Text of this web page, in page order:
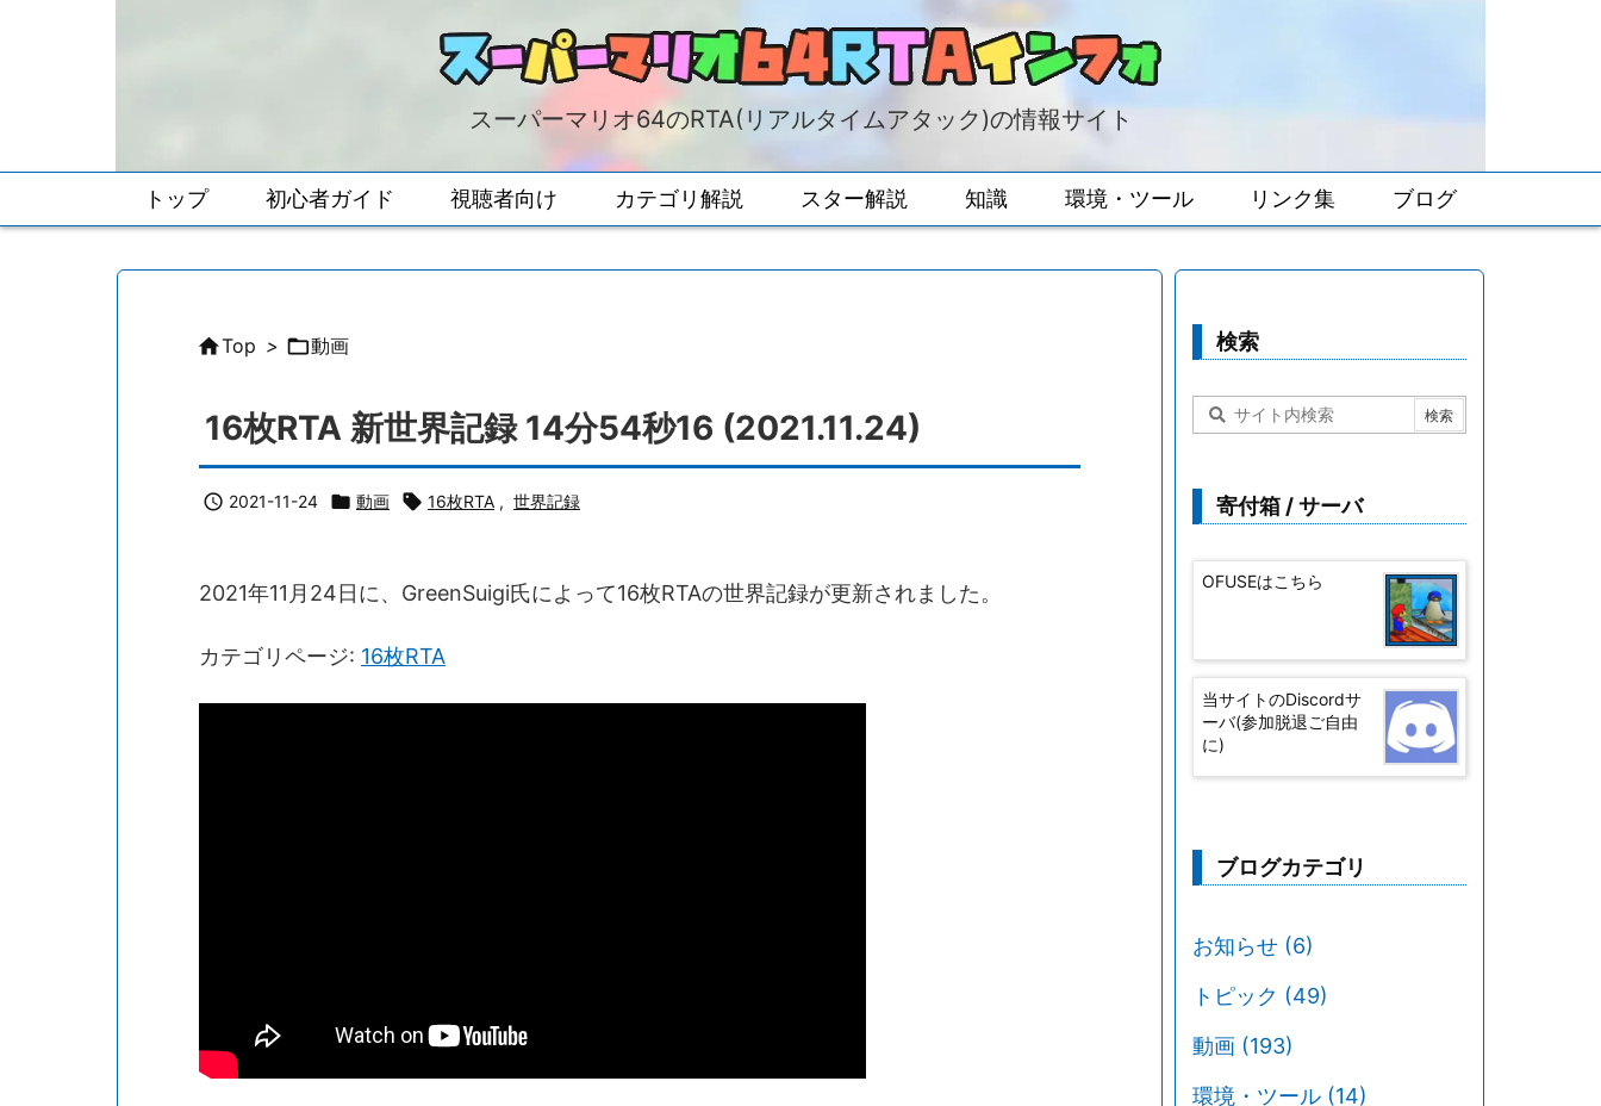
スーパーマリオ64のRTA(リアルタイムアタック)の情報サイト
トップ 初心者ガイド 視聴者向け カテゴリ解説 スター解説 知識 環境・ツール リンク集 ブログ
Top > 動画
16枚RTA 新世界記録 14分54秒16 (2021.11.24)
 2021-11-24  動画  16枚RTA , 世界記録
2021年11月24日に、GreenSuigi氏によって16枚RTAの世界記録が更新されました。
カテゴリページ: 16枚RTA
検索
寄付箱 / サーバ
OFUSEはこちら
当サイトのDiscordサ
ーバ(参加脱退ご自由
に)
ブログカテゴリ
お知らせ (6)
トピック (49)
動画 (193)
環境・ツール (14)